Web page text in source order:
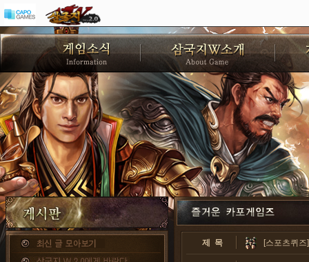
제 목 [스포츠퀴